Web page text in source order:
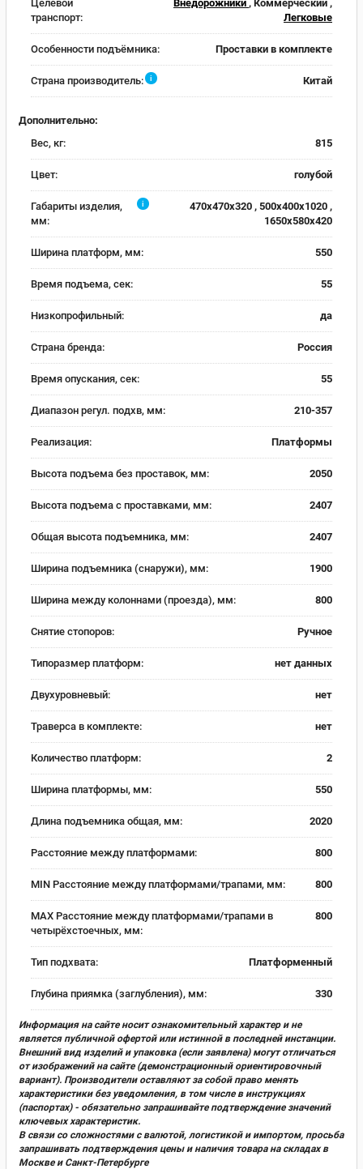
Целевой
транспорт:
Внедорожники , Коммерческий ,
Легковые
Особенности подъёмника: Проставки в комплекте
Страна производитель: i Китай
Дополнительно:
Вес, кг:
815
Цвет: голубой
Габариты изделия,
мм:
i
470x470x320 , 500x400x1020 ,
1650x580x420
Ширина платформ, мм: 550
Время подъема, сек: 55
Низкопрофильный: да
Страна бренда: Россия
Время опускания, сек: 55
Диапазон регул. подхв, мм: 210-357
Реализация: Платформы
Высота подъема без проставок, мм: 2050
Высота подъема с проставками, мм: 2407
Общая высота подъемника, мм: 2407
Ширина подъемника (снаружи), мм: 1900
Ширина между колоннами (проезда), мм: 800
Снятие стопоров: Ручное
Типоразмер платформ: нет данных
Двухуровневый: нет
Траверса в комплекте: нет
Количество платформ: 2
Ширина платформы, мм: 550
Длина подъемника общая, мм: 2020
Расстояние между платформами: 800
MIN Расстояние между платформами/трапами, мм: 800
MAX Расстояние между платформами/трапами в
четырёхстоечных, мм:
800
Тип подхвата: Платформенный
Глубина приямка (заглубления), мм: 330
Информация на сайте носит ознакомительный характер и не
является публичной офертой или истинной в последней инстанции.
Внешний вид изделий и упаковка (если заявлена) могут отличаться
от изображений на сайте (демонстрационный ориентировочный
вариант). Производители оставляют за собой право менять
характеристики без уведомления, в том числе в инструкциях
(паспортах) - обязательно запрашивайте подтверждение значений
ключевых характеристик.
В связи со сложностями с валютой, логистикой и импортом, просьба
запрашивать подтверждения цены и наличия товара на складах в
Москве и Санкт-Петербурге